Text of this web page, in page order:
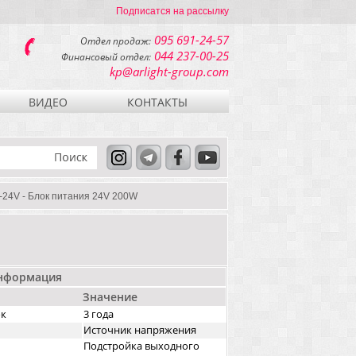
Подписатся на рассылку
Отдел продаж: 095 691-24-57
Финансовый отдел: 044 237-00-25
kp@arlight-group.com
ВИДЕО КОНТАКТЫ
- Блок питания 24V 200W
Значение
3 года
Источник напряжения
Подстройка выходного